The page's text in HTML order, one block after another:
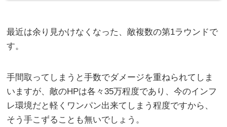
最近は余り見かけなくなった、敵複数の第1ラウンドで
す。
手間取ってしまうと手数でダメージを重ねられてしま
いますが、敵のHPは各々35万程度であり、今のインフ
レ環境だと軽くワンパン出来てしまう程度ですから、
そう手こずることも無いでしょう。